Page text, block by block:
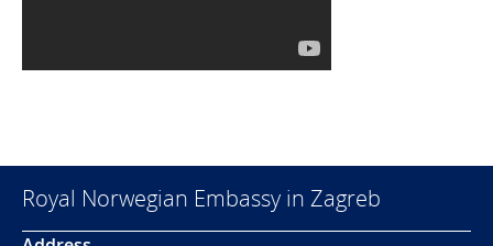
Royal Norwegian Embassy in Zagreb